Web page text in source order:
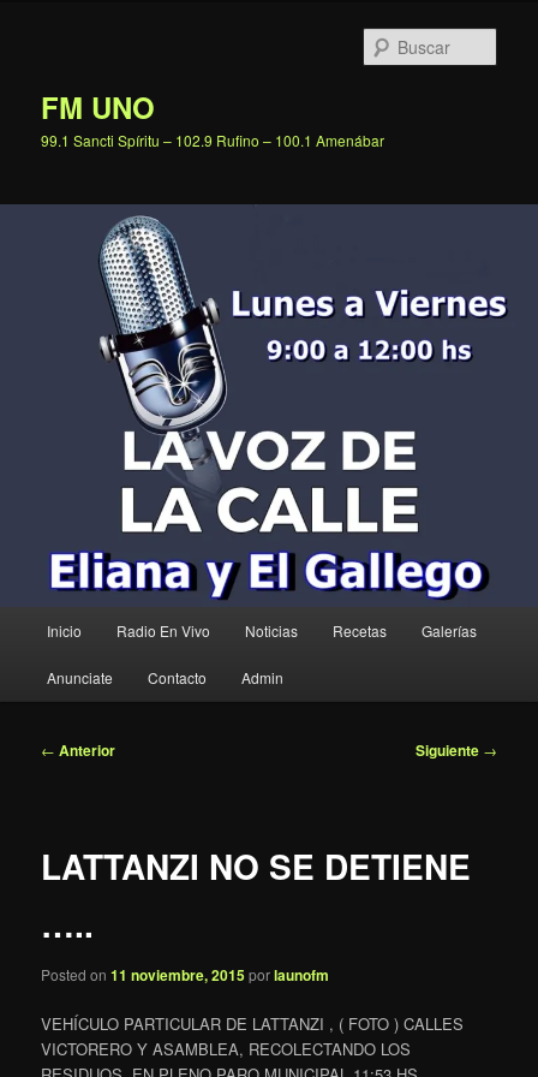
FM UNO
99.1 Sancti Spíritu – 102.9 Rufino – 100.1 Amenábar
principal
Inicio Radio En Vivo Noticias Recetas Galerías
Anunciate Contacto Admin
Navegación
← Anterior Siguiente →
LATTANZI NO SE DETIENE
…..
Posted on11 noviembre, 2015porlaunofm
VEHÍCULO PARTICULAR DE LATTANZI , ( FOTO ) CALLES
VICTORERO Y ASAMBLEA, RECOLECTANDO LOS